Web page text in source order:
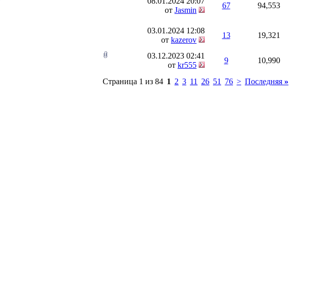
от Jasmin
67 94,553
03.01.2024 12:08
от kazerov
13 19,321
03.12.2023 02:41
от kr555
9 10,990
Страница 1 из 84 1 2 3 11 26 51 76 > Последняя »